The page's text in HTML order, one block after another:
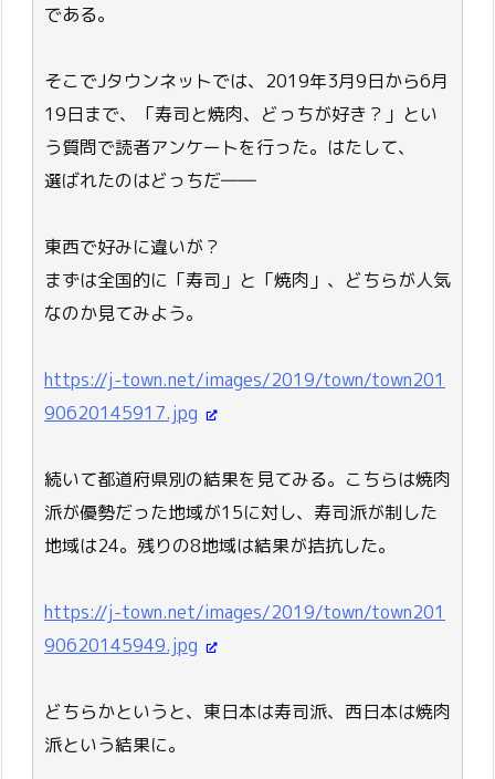
である。
そこでJタウンネットでは、2019年3月9日から6月
19日まで、「寿司と焼肉、どっちが好き？」とい
う質問で読者アンケートを行った。はたして、
選ばれたのはどっちだ――
東西で好みに違いが？
まずは全国的に「寿司」と「焼肉」、どちらが人気
なのか見てみよう。
https://j-town.net/images/2019/town/town201
90620145917.jpg
続いて都道府県別の結果を見てみる。こちらは焼肉
派が優勢だった地域が15に対し、寿司派が制した
地域は24。残りの8地域は結果が拮抗した。
https://j-town.net/images/2019/town/town201
90620145949.jpg
どちらかというと、東日本は寿司派、西日本は焼肉
派という結果に。